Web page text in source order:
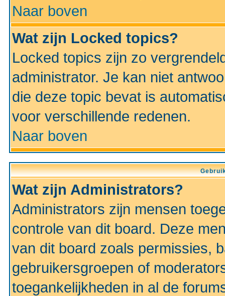
Naar boven
Wat zijn Locked topics?
Locked topics zijn zo
administrator. Je kan niet
die deze topic bevat is
voor verschillende redenen.
Naar boven
Wat zijn Administrators?
Administrators zijn mensen
controle van dit board. Deze
van dit board zoals permissies,
gebruikersgroepen of
toegankelijkheden in al de